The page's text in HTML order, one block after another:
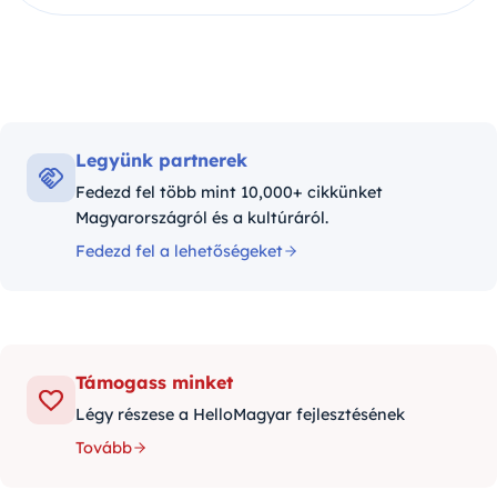
Legyünk partnerek
Fedezd fel több mint 10,000+ cikkünket
Magyarországról és a kultúráról.
Fedezd fel a lehetőségeket
Támogass minket
Légy részese a HelloMagyar fejlesztésének
Tovább